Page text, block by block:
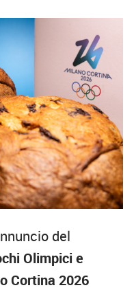
del
Olimpici e
Cortina 2026